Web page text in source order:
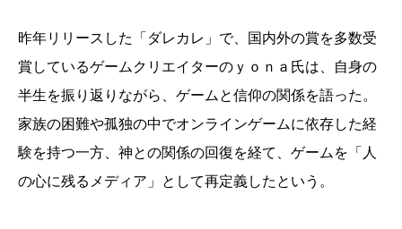
昨年リリースした「ダレカレ」で、国内外の賞を多数受
賞しているゲームクリエイターのｙｏｎａ氏は、自身の
半生を振り返りながら、ゲームと信仰の関係を語った。
家族の困難や孤独の中でオンラインゲームに依存した経
験を持つ一方、神との関係の回復を経て、ゲームを「人
の心に残るメディア」として再定義したという。